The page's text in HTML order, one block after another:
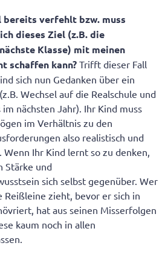
bereits verfehlt bzw. muss
dieses Ziel (z.B. die
Klasse) mit meinen
schaffen kann? Trifft dieser Fall
sich nun Gedanken über ein
Wechsel auf die Realschule und
nächsten Jahr). Ihr Kind muss
im Verhältnis zu den
also realistisch und
Wenn Ihr Kind lernt so zu denken,
Stärke und
sich selbst gegenüber. Wer
zieht, bevor er sich in
hat aus seinen Misserfolgen
kaum noch in allen